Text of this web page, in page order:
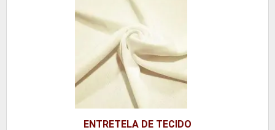
ENTRETELA DE TECIDO